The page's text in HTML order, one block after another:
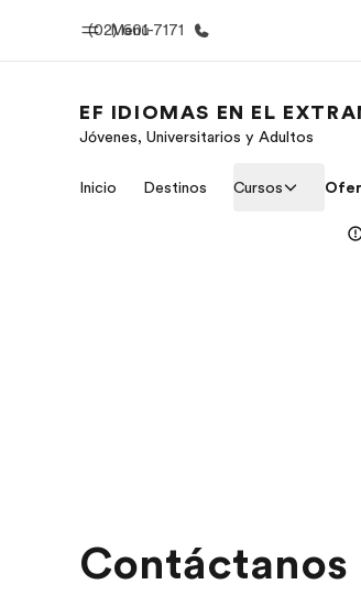
Menú
(02) 601-7171
Bienvenido a EF
EF IDIOMAS EN EL
Jóvenes, Universitarios y Adultos
Inicio Destinos Cursos
Contáctanos